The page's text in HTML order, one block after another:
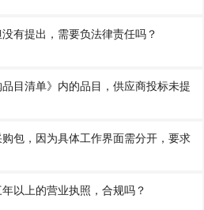
有提出，需要负法律责任吗？
目清单》内的品目，供应商投标未提
包，因为具体工作界面需分开，要求
以上的营业执照，合规吗？